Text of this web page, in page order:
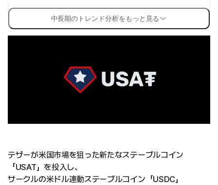
中長期のトレンド分析をもっと見る
テザーが米国市場を狙った新たなステーブルコイン
「USAT」を投入し、
サークルの米ドル連動ステーブルコイン「USDC」